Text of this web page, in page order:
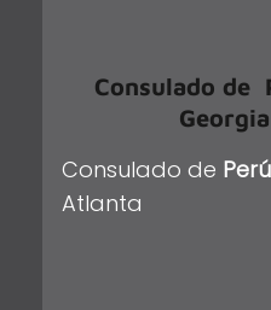
Consulado de
Georgia
Consulado de Perú
Atlanta